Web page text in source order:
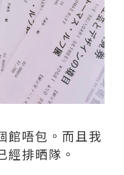
館唔包。而且我
經排晒隊。